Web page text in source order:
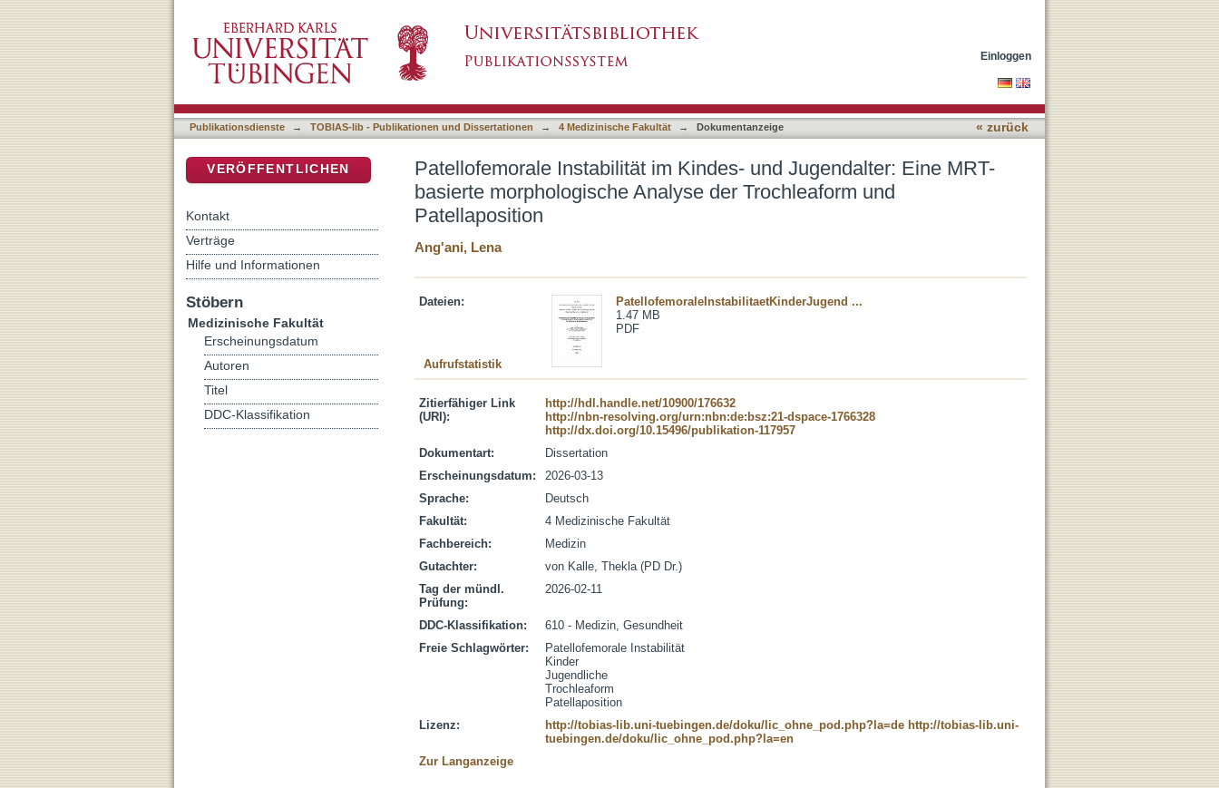
Analyse der Trochleaform und Patellaposition
Einloggen
Publikationsdienste → TOBIAS-lib - Publikationen und Dissertationen → 4 Medizinische Fakultät → Dokumentanzeige « zurück
Patellofemorale Instabilität im Kindes- und Jugendalter: Eine MRT-
basierte morphologische Analyse der Trochleaform und
Patellaposition
Ang'ani, Lena
Dateien:
PatellofemoraleInstabilitaetKinderJugend ...
1.47 MB
PDF
Aufrufstatistik
Zitierfähiger Link
(URI):
http://hdl.handle.net/10900/176632
http://nbn-resolving.org/urn:nbn:de:bsz:21-dspace-1766328
http://dx.doi.org/10.15496/publikation-117957
Dokumentart:
Dissertation
Erscheinungsdatum:
2026-03-13
Sprache:
Deutsch
Fakultät:
4 Medizinische Fakultät
Fachbereich:
Medizin
Gutachter:
von Kalle, Thekla (PD Dr.)
Tag der mündl.
Prüfung:
2026-02-11
DDC-Klassifikation:
610 - Medizin, Gesundheit
Freie Schlagwörter:
Patellofemorale Instabilität
Kinder
Jugendliche
Trochleaform
Patellaposition
Lizenz:
http://tobias-lib.uni-tuebingen.de/doku/lic_ohne_pod.php?la=de http://tobias-lib.uni-
tuebingen.de/doku/lic_ohne_pod.php?la=en
Zur Langanzeige
VERÖFFENTLICHEN
Kontakt
Verträge
Hilfe und Informationen
Stöbern
Medizinische Fakultät
Erscheinungsdatum
Autoren
Titel
DDC-Klassifikation